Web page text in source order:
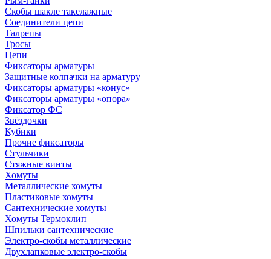
Скобы шакле такелажные
Соединители цепи
Талрепы
Тросы
Цепи
Фиксаторы арматуры
Защитные колпачки на арматуру
Фиксаторы арматуры «конус»
Фиксаторы арматуры «опора»
Фиксатор ФС
Звёздочки
Кубики
Прочие фиксаторы
Стульчики
Стяжные винты
Хомуты
Металлические хомуты
Пластиковые хомуты
Сантехнические хомуты
Хомуты Термоклип
Шпильки сантехнические
Электро-скобы металлические
Двухлапковые электро-скобы